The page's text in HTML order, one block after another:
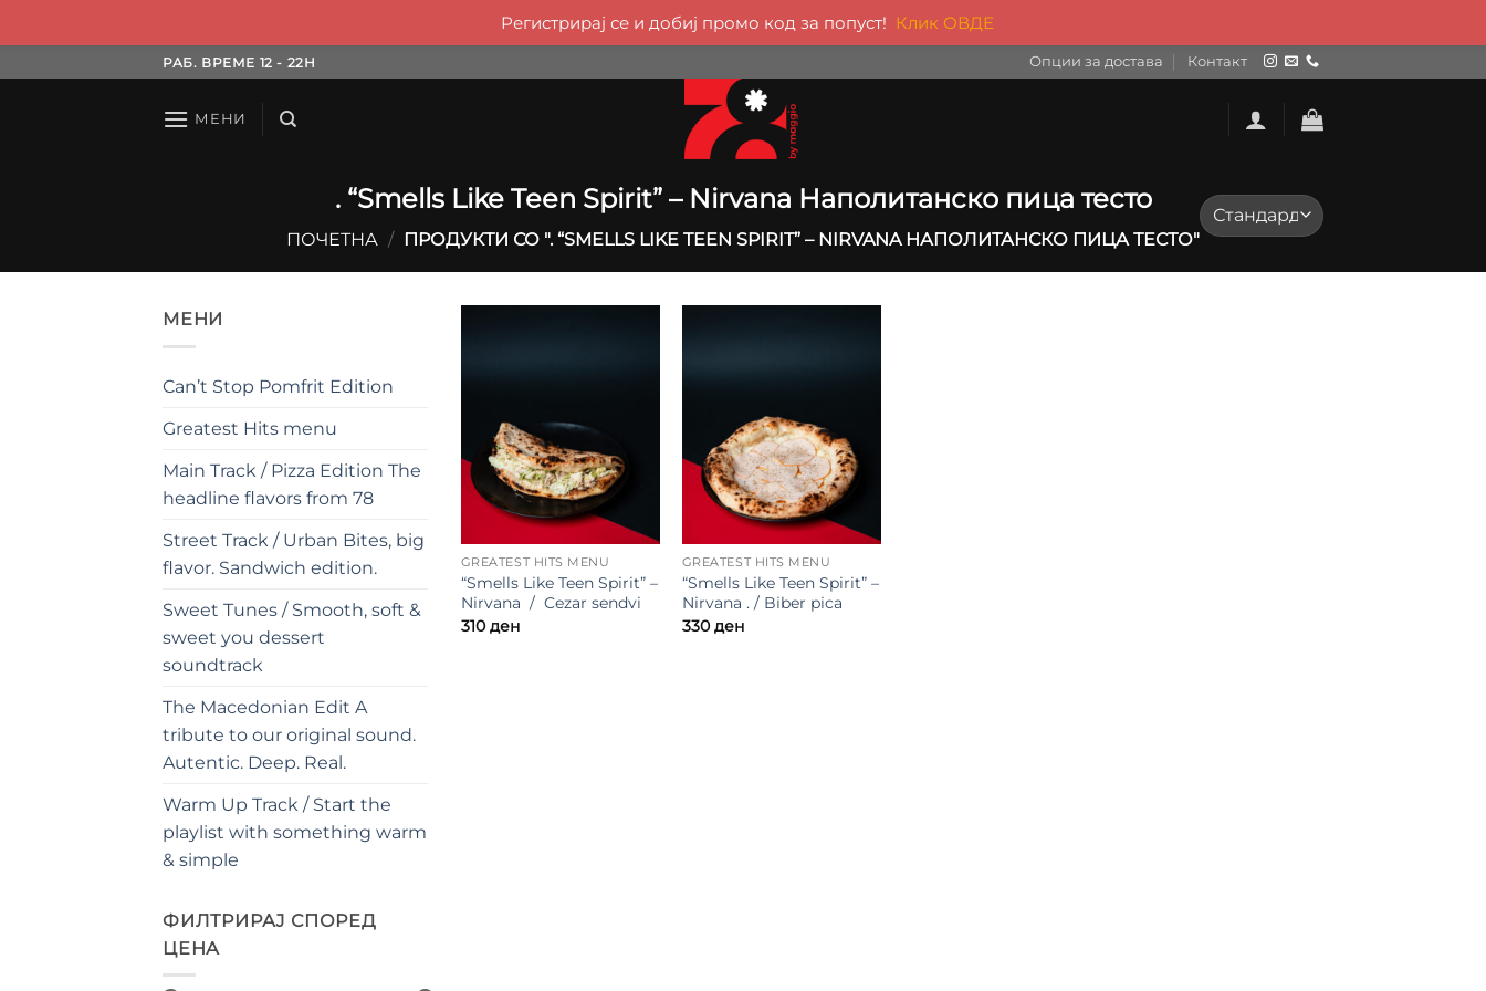
to
РАБ. ВРЕМЕ 12 - 22H Опции за достава Контакт
МЕНИ
. “Smells Like Teen Spirit” – Nirvana Наполитанско пица тесто
ПОЧЕТНА / ПРОДУКТИ СО ". “SMELLS LIKE TEEN SPIRIT” – NIRVANA НАПОЛИТАНСКО ПИЦА ТЕСТО"
МЕНИ
Can’t Stop Pomfrit Edition
Greatest Hits menu
Main Track / Pizza Edition The
headline flavors from 78
Street Track / Urban Bites, big
flavor. Sandwich edition.
Sweet Tunes / Smooth, soft &
sweet you dessert
soundtrack
The Macedonian Edit A
tribute to our original sound.
Autentic. Deep. Real.
Warm Up Track / Start the
playlist with something warm
& simple
ФИЛТРИРАЈ СПОРЕД
ЦЕНА
GREATEST HITS MENU
“Smells Like Teen Spirit” –
Nirvana / Cezar sendvi
310ден
GREATEST HITS MENU
“Smells Like Teen Spirit” –
Nirvana . / Biber pica
330ден
Регистрирај се и добиј промо код за попуст! Клик ОВДЕ